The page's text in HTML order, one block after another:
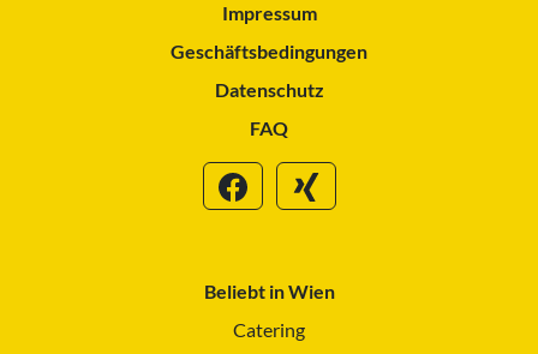
Impressum
Geschäftsbedingungen
Datenschutz
FAQ
Beliebt in Wien
Catering